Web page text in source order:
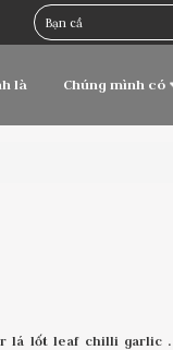
là Chúng mình có
lá lốt leaf chilli garlic .